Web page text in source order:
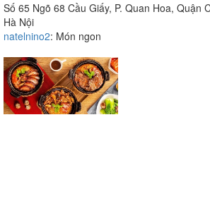
Số 65 Ngõ 68 Cầu Giấy, P. Quan Hoa, Quận
Hà Nội
natelnino2: Món ngon